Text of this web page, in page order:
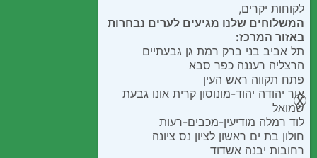
לקוחות יקרים,
המשלוחים שלנו מגיעים לערים נבחרות
באזור המרכז:
תל אביב בני ברק רמת גן גבעתיים
הרצליה רעננה כפר סבא
פתח תקווה ראש העין
אור יהודה יהוד-מונוסון קרית אונו גבעת
שמואל
לוד רמלה מודיעין-מכבים-רעות
חולון בת ים ראשון לציון נס ציונה
רחובות יבנה אשדוד